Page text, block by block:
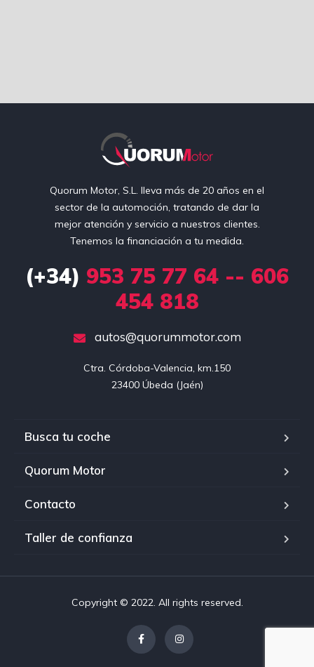
Quorum Motor, S.L. lleva más de 20 años en el
sector de la automoción, tratando de dar la
mejor atención y servicio a nuestros clientes.
Tenemos la financiación a tu medida.
(+34) 953 75 77 64 -- 606
454 818
autos@quorummotor.com
Ctra. Córdoba-Valencia, km.150
23400 Úbeda (Jaén)
Busca tu coche
Quorum Motor
Contacto
Taller de confianza
Copyright © 2022. All rights reserved.